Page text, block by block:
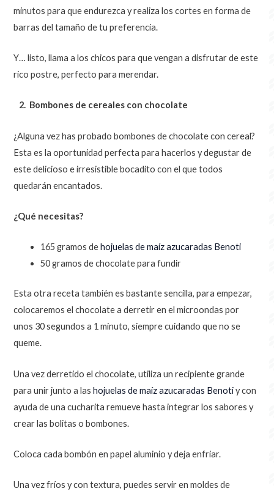
minutos para que endurezca y realiza los cortes en forma de
barras del tamaño de tu preferencia.
Y… listo, llama a los chicos para que vengan a disfrutar de este
rico postre, perfecto para merendar.
2. Bombones de cereales con chocolate
¿Alguna vez has probado bombones de chocolate con cereal?
Esta es la oportunidad perfecta para hacerlos y degustar de
este delicioso e irresistible bocadito con el que todos
quedarán encantados.
¿Qué necesitas?
165 gramos dehojuelas de maíz azucaradas Benoti
50 gramos de chocolate para fundir
Esta otra receta también es bastante sencilla, para empezar,
colocaremos el chocolate a derretir en el microondas por
unos 30 segundos a 1 minuto, siempre cuidando que no se
queme.
Una vez derretido el chocolate, utiliza un recipiente grande
para unir junto a lashojuelas de maíz azucaradas Benotiy con
ayuda de una cucharita remueve hasta integrar los sabores y
crear las bolitas o bombones.
Coloca cada bombón en papel aluminio y deja enfriar.
Una vez fríos y con textura, puedes servir en moldes de